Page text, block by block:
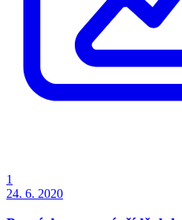
1
24. 6. 2020